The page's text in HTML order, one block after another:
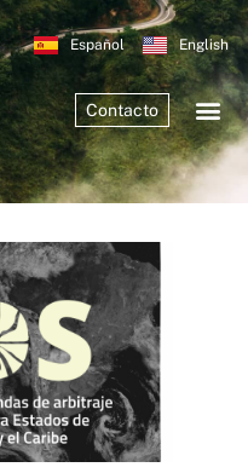
Español English
Contacto